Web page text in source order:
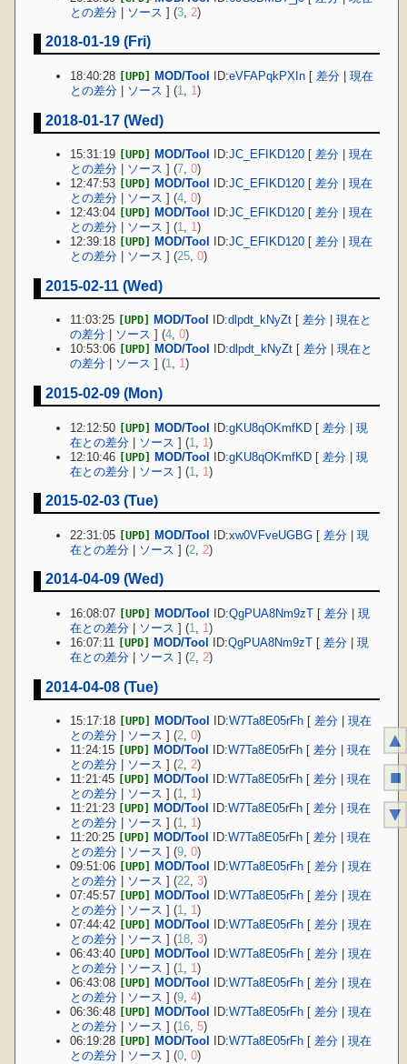
との差分
ソース ] (3 2)
2018-01-19 (Fri)
18:40:28 [UPD] MOD/Tool ID:eVFAPqkPXIn [差分 |現在
との差分
ソース ] (1, 1)
2018-01-17 (Wed)
15:31:19 [UPD] MOD/Tool ID:JC_EFIKD120 [差分 |現在
との差分
ソース ] (7,0)
12:47:53
[UPD] MOD/Tool ID:JC_EFIKD120 [差分 |現在
との差分
ソース ] (4,0)
12:43:04
[UPD] MOD/Tool ID:JC_EFIKD120 [差分 |現在
との差分
ソース ] (1, 1)
12:39:18
[UPD] MOD/Tool ID:JC_EFIKD120 [差分 |現在
との差分
ソース ] (25,0)
2015-02-11 (Wed)
11:03:25 [UPD] MOD/Tool ID:dlpdt_kNyZt [差分 |現在と
の差分
ソース ] (4,0)
10:53:06
[UPD] MOD/Tool ID:dlpdt_kNyZt [差分 |現在と
の差分
ソース ] (1, 1)
2015-02-09 (Mon)
12:12:50 [UPD] MOD/Tool ID:gKU8qOKmfKD [ 差分 |現
在との差分 | ソース ] (1 1)
12:10:46 [UPD] MOD/Tool ID:gKU8qOKmfKD [ 差分 |現
在との差分 | ソース ] (1 1)
2015-02-03 (Tue)
22:31:05 [UPD] MOD/Tool ID:xw0VFveUGBG [ 差分 |現
在との差分
ソース ] (2 2)
2014-04-09 (Wed)
16:08:07 [UPD] MOD/Tool ID:QgPUA8Nm9zT [ 差分 |現
在との差分
ソース ] (1 1)
16:07:11
[UPD] MOD/Tool ID:QgPUA8Nm9zT [ 差分 |現
在との差分
ソース ] (2 2)
2014-04-08 (Tue)
15:17:18 [UPD] MOD/Tool ID:W7Ta8E05rFh [差分 |現在
との差分
ソース ] (2,0)
11:24:15
[UPD] MOD/Tool ID:W7Ta8E05rFh [差分 |現在
との差分
ソース ] (2,2)
11:21:45
[UPD] MOD/Tool ID:W7Ta8E05rFh [差分 |現在
との差分
ソース ] (1, 1)
11:21:23
[UPD] MOD/Tool ID:W7Ta8E05rFh [差分 |現在
との差分
ソース ] (1, 1)
11:20:25
[UPD] MOD/Tool ID:W7Ta8E05rFh [差分 |現在
との差分
ソース ] (9,0)
09:51:06
[UPD] MOD/Tool ID:W7Ta8E05rFh [差分 |現在
との差分
ソース ] (22,3)
07:45:57
[UPD] MOD/Tool ID:W7Ta8E05rFh [差分 |現在
との差分
ソース ] (1, 1)
07:44:42
[UPD] MOD/Tool ID:W7Ta8E05rFh [差分 |現在
との差分
ソース ] (18,3)
06:43:40
[UPD] MOD/Tool ID:W7Ta8E05rFh [差分 |現在
との差分
ソース ] (1, 1)
06:43:08
[UPD] MOD/Tool ID:W7Ta8E05rFh [差分 |現在
との差分
ソース ] (9,4)
06:36:48
[UPD] MOD/Tool ID:W7Ta8E05rFh [差分 |現在
との差分
ソース ] (16,5)
06:19:28
[UPD] MOD/Tool ID:W7Ta8E05rFh [差分 |現在
との差分
ソース ] (0,0)
▲
■
▼